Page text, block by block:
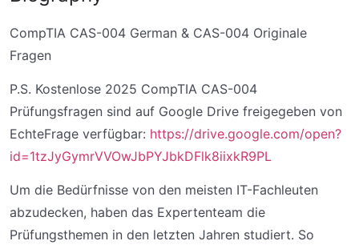
CompTIA CAS-004 German & CAS-004 Originale
Fragen
P.S. Kostenlose 2025 CompTIA CAS-004
Prüfungsfragen sind auf Google Drive freigegeben von
EchteFrage verfügbar: https://drive.google.com/open?
id=1tzJyGymrVVOwJbPYJbkDFlk8iixkR9PL
Um die Bedürfnisse von den meisten IT-Fachleuten
abzudecken, haben das Expertenteam die
Prüfungsthemen in den letzten Jahren studiert. So